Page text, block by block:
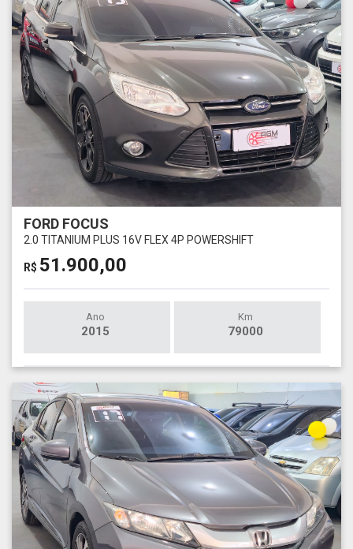
FORD FOCUS
2.0 TITANIUM PLUS 16V FLEX 4P POWERSHIFT
R$ 51.900,00
Ano
2015
Km
79000